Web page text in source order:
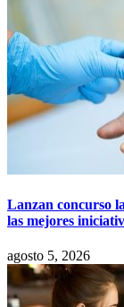
Lanzan concurso
las mejores
agosto 5, 2026